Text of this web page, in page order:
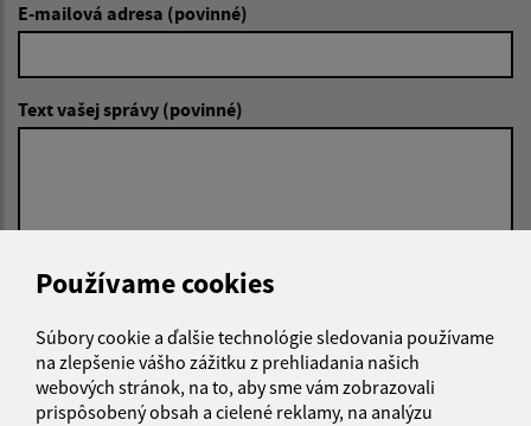
Používame cookies
Súbory cookie a ďalšie technológie sledovania používame
na zlepšenie vášho zážitku z prehliadania našich
webových stránok, na to, aby sme vám zobrazovali
prispôsobený obsah a cielené reklamy, na analýzu
E-mailová adresa (povinné)
Text vašej správy (povinné)
údajov
Google reCaptcha ResponseOdoslať správu